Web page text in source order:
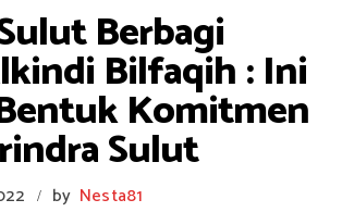
Berbagi
Bilfaqih : Ini
Komitmen
Sulut
/ by Nesta81